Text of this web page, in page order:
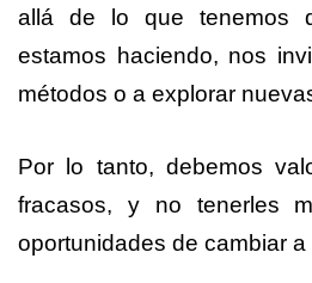
allá de lo que tenemos
estamos haciendo, nos
métodos o a explorar
Por lo tanto, debemos
fracasos, y no tenerles
oportunidades de cambiar a